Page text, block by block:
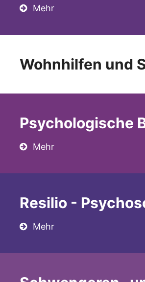
Mehr
Wohnhilfen und
Psychologische
Mehr
Resilio -
Mehr